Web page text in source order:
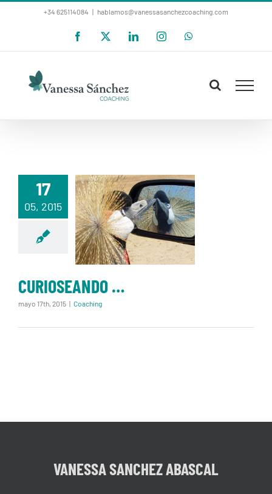
+34 625114084 | hablamos@vanessasanchezcoaching.com
Facebook LinkedInInstagramWhatsApp
17
05, 2015
CURIOSEANDO
…
CURIOSEANDO …
mayo 17th, 2015 | Coaching
VANESSA SANCHEZ ABASCAL